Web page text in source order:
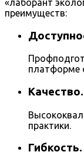
«лаборант
преимуществ:
платформе
Качество.
практики.
Гибкость.